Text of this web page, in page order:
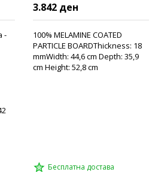
-
3.842 ден
100% MELAMINE COATED
PARTICLE BOARDThickness: 18
mmWidth: 44,6 cm Depth: 35,9
cm Height: 52,8 cm
Бесплатна достава